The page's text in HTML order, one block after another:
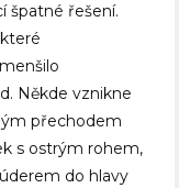
špatné řešení.
Někde vznikne
přechodem
s ostrým rohem,
do hlavy